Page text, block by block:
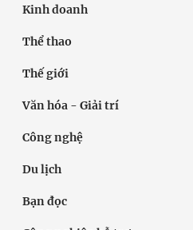
Kinh doanh
Thể thao
Thế giới
Văn hóa - Giải trí
Công nghệ
Du lịch
Bạn đọc